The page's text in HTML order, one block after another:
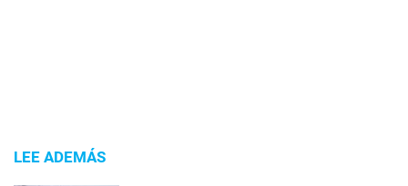
LEE ADEMÁS